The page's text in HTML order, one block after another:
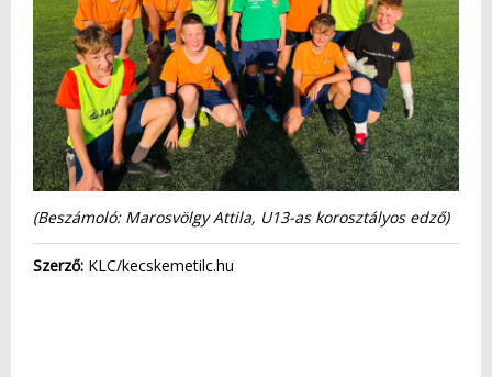
(Beszámoló: Marosvölgy Attila, U13-as korosztályos edző)
Szerző: KLC/kecskemetilc.hu